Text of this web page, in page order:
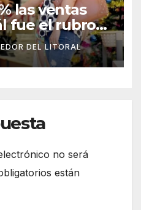
las ventas
fue el rubro
DEL LITORAL
no será
están